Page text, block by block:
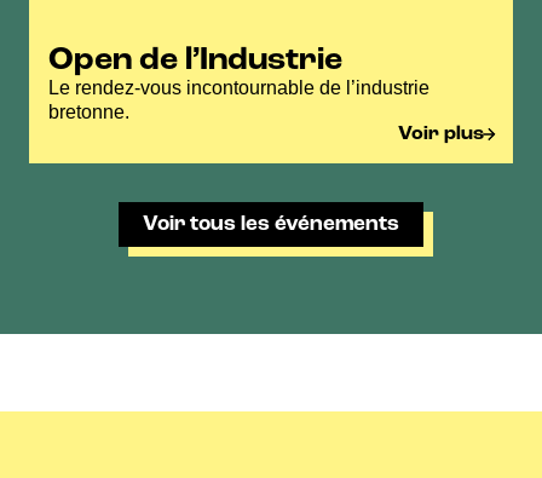
Open de l’Industrie
Le rendez-vous incontournable de l’industrie
bretonne.
Voir plus
Voir tous les événements